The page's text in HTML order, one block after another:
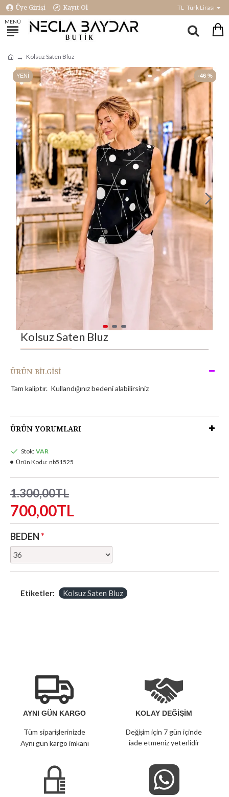
Üye Girişi Kayıt Ol TL Türk Lirası
Kolsuz Saten Bluz
YENI -46 %
Kolsuz Saten Bluz
ÜRÜN BILGISI
Tam kaliptır. Kullandığınız bedeni alabilirsiniz
ÜRÜN YORUMLARI
700,00TL
1.300,00TL
Stok: VAR
Ürün Kodu: nb51525
BEDEN
Etiketler: Kolsuz Saten Bluz
AYNI GÜN KARGO
Tüm siparişlerinizde
Aynı gün kargo imkanı
KOLAY DEĞİŞİM
Değişim için 7 gün içinde
iade etmeniz yeterlidir